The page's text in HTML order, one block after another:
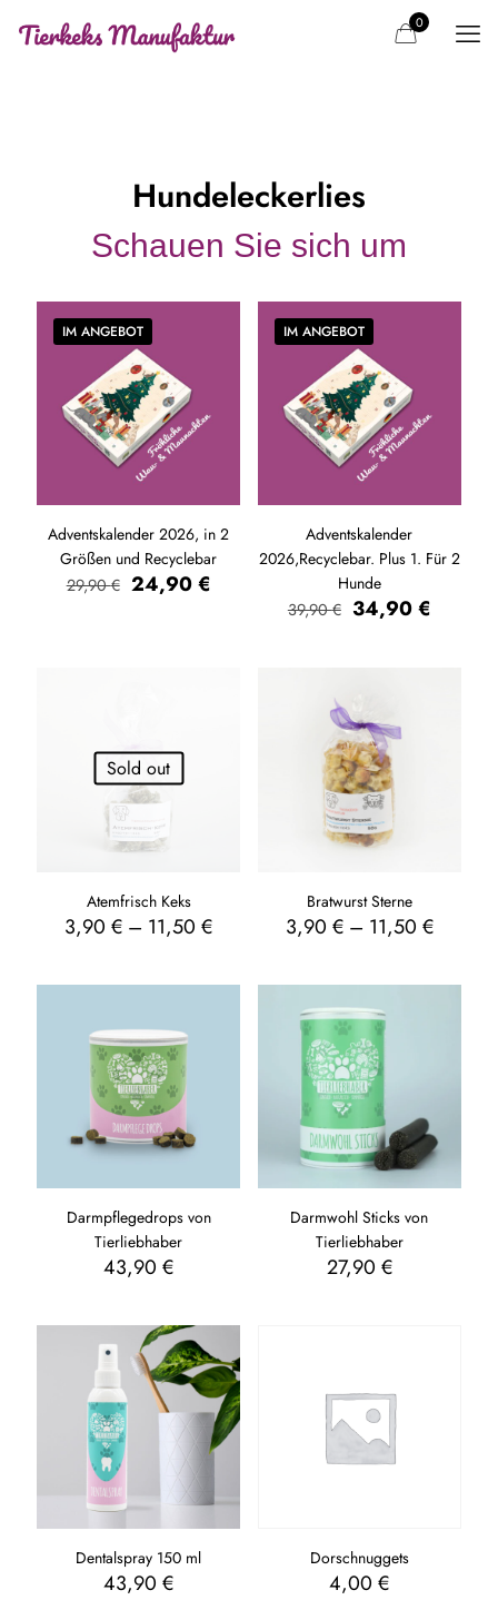
0
Hundeleckerlies
Schauen Sie sich um
IM ANGEBOT
Adventskalender 2026, in 2
Größen und Recyclebar
29,90€ Ursprünglicher
24,90€Aktueller
IM ANGEBOT
Adventskalender
2026,Recyclebar. Plus 1. Für 2
Hunde
39,90€ Ursprünglicher
34,90€
Sold out
Atemfrisch Keks
3,90€ – 11,50€
Bratwurst Sterne
3,90 €– 11,50 €
Darmpflegedrops von
Tierliebhaber
43,90€
Darmwohl Sticks von
Tierliebhaber
27,90 €
Dentalspray 150 ml
43,90€
Dorschnuggets
4,00€